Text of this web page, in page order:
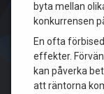
byta mellan
konkurrensen
En ofta
effekter.
kan påverka
att räntorna